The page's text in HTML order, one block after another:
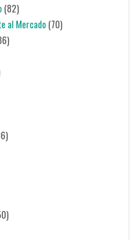
(82)
al Mercado(70)